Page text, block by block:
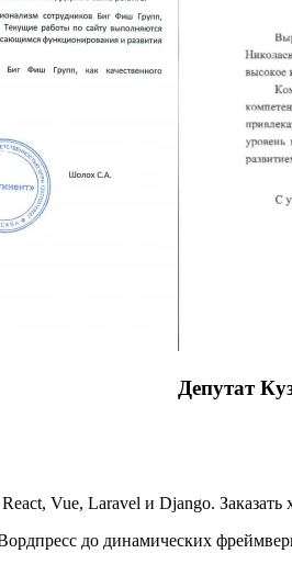
Депутат
Vue, Laravel и Django.
до динамических